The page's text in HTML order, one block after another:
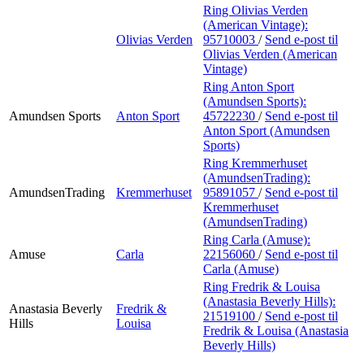
Olivias Verden
Ring Olivias Verden
(American Vintage):
95710003 / Send e-post til
Olivias Verden (American
Vintage)
Amundsen Sports Anton Sport
Ring Anton Sport
(Amundsen Sports):
45722230 / Send e-post til
Anton Sport (Amundsen
Sports)
AmundsenTrading Kremmerhuset
Ring Kremmerhuset
(AmundsenTrading):
95891057 / Send e-post til
Kremmerhuset
(AmundsenTrading)
Amuse Carla
Ring Carla (Amuse):
22156060 / Send e-post til
Carla (Amuse)
Anastasia Beverly
Hills
Fredrik &
Louisa
Ring Fredrik & Louisa
(Anastasia Beverly Hills):
21519100 / Send e-post til
Fredrik & Louisa (Anastasia
Beverly Hills)